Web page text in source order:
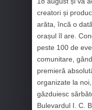
creatori și
arăta, încă o
orașul îl are.
peste 100 de
comunitare,
premieră
organizate la
găzduiesc
Bulevardul I. C.